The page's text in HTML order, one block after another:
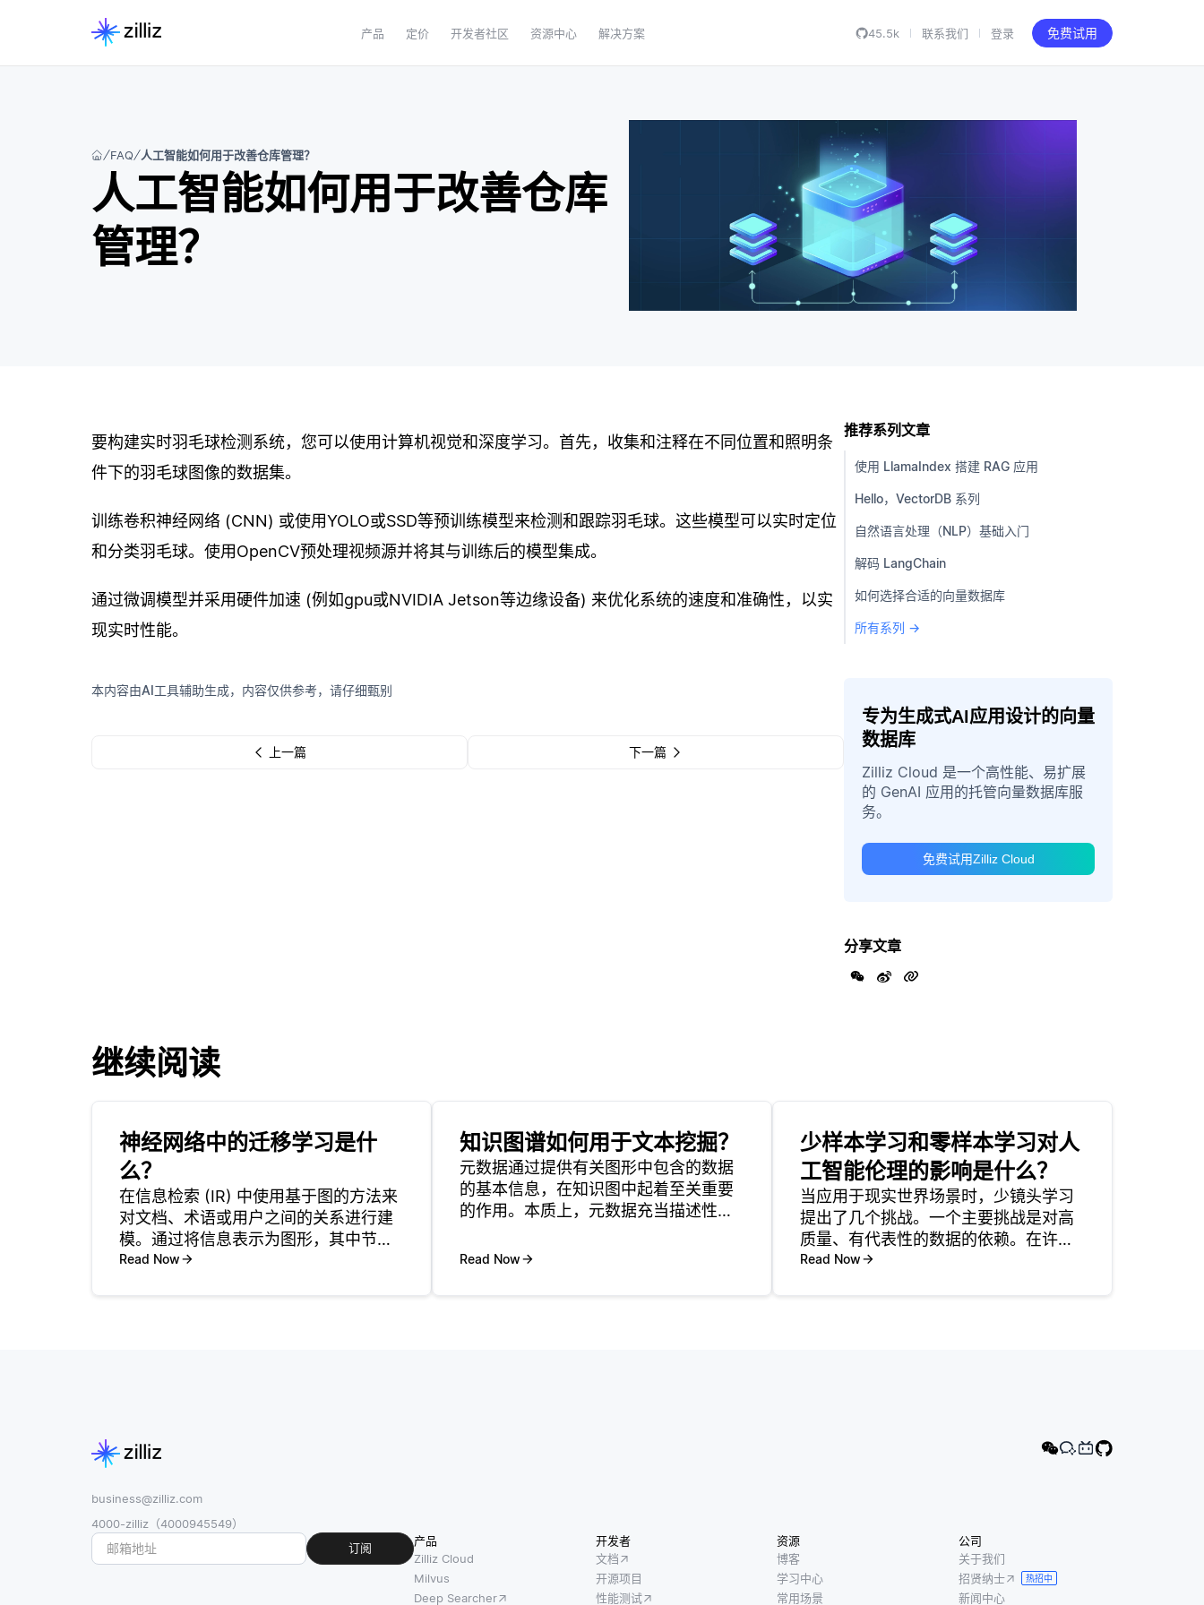
产品 定价 开发者社区 资源中心 解决方案 45.5k 联系我们 登录 免费试用
FAQ 人工智能如何用于改善仓库管理？
人工智能如何用于改善仓库
管理？
要构建实时羽毛球检测系统，您可以使用计算机视觉和深度学习。首先，收集和注释在不同位置和照明条
件下的羽毛球图像的数据集。
训练卷积神经网络 (CNN) 或使用YOLO或SSD等预训练模型来检测和跟踪羽毛球。这些模型可以实时定位
和分类羽毛球。使用OpenCV预处理视频源并将其与训练后的模型集成。
通过微调模型并采用硬件加速 (例如gpu或NVIDIA Jetson等边缘设备) 来优化系统的速度和准确性，以实
现实时性能。
本内容由AI工具辅助生成，内容仅供参考，请仔细甄别
上一篇 下一篇
推荐系列文章
使用 LlamaIndex 搭建 RAG 应用
Hello，VectorDB 系列
自然语言处理（NLP）基础入门
解码 LangChain
如何选择合适的向量数据库
所有系列 →
专为生成式AI应用设计的向量
数据库
Zilliz Cloud 是一个高性能、易扩展
的 GenAI 应用的托管向量数据库服
务。
免费试用Zilliz Cloud
分享文章
继续阅读
神经网络中的迁移学习是什
么？
在信息检索 (IR) 中使用基于图的方法来
对文档、术语或用户之间的关系进行建
模。通过将信息表示为图形，其中节点
表示实体，边表示关系，这些方法可以
Read Now
知识图谱如何用于文本挖掘？
元数据通过提供有关图形中包含的数据
的基本信息，在知识图中起着至关重要
的作用。本质上，元数据充当描述性
起源和关系。此附加信息对于确保用户
Read Now
少样本学习和零样本学习对人
工智能伦理的影响是什么？
当应用于现实世界场景时，少镜头学习
提出了几个挑战。一个主要挑战是对高
质量、有代表性的数据的依赖。在许多
情况下，开发人员可能无法访问他们想
Read Now
business@zilliz.com
4000-zilliz（4000945549）
订阅
产品
Zilliz Cloud
Milvus
Deep Searcher
开发者
文档
开源项目
性能测试
资源
博客
学习中心
常用场景
公司
关于我们
招贤纳士
热招中
新闻中心